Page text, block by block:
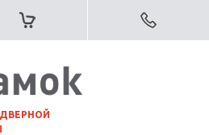
ДВЕРНОЙ